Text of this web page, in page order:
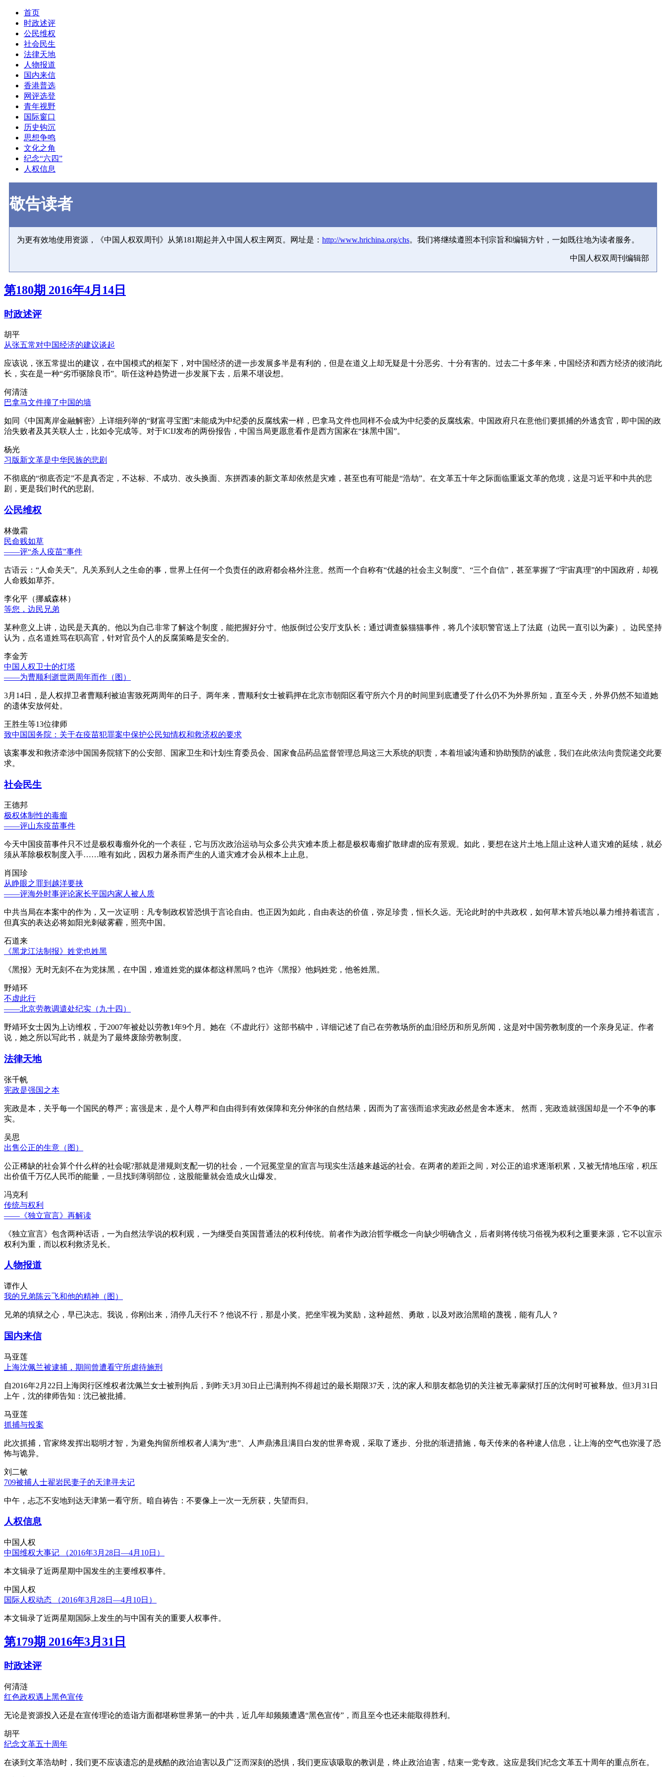
首页
时政述评
公民维权
社会民生
法律天地
人物报道
国内来信
香港普选
网评选登
青年视野
国际窗口
历史钩沉
思想争鸣
文化之角
纪念“六四”
人权信息
敬告读者
为更有效地使用资源，《中国人权双周刊》从第181期起并入中国人权主网页。网址是： http://www.hrichina.org/chs。我们将继续遵照本刊宗旨和编辑方针，一如既往地为读者服务。
中国人权双周刊编辑部
第180期 2016年4月14日
时政述评
胡平
从张五常对中国经济的建议谈起
应该说，张五常提出的建议，在中国模式的框架下，对中国经济的进一步发展多半是有利的，但是在道义上却无疑是十分恶劣、十分有害的。过去二十多年来，中国经济和西方经济的彼消此
长，实在是一种“劣币驱除良币”。听任这种趋势进一步发展下去，后果不堪设想。
何清涟
巴拿马文件撞了中国的墙
如同《中国离岸金融解密》上详细列举的“财富寻宝图”未能成为中纪委的反腐线索一样，巴拿马文件也同样不会成为中纪委的反腐线索。中国政府只在意他们要抓捕的外逃贪官，即中国的政
治失败者及其关联人士，比如令完成等。对于ICIJ发布的两份报告，中国当局更愿意看作是西方国家在“抹黑中国”。
杨光
习版新文革是中华民族的悲剧
不彻底的“彻底否定”不是真否定，不达标、不成功、改头换面、东拼西凑的新文革却依然是灾难，甚至也有可能是“浩劫”。在文革五十年之际面临重返文革的危境，这是习近平和中共的悲
剧，更是我们时代的悲剧。
公民维权
林傲霜
民命贱如草
——评“杀人疫苗”事件
古语云：“人命关天”。凡关系到人之生命的事，世界上任何一个负责任的政府都会格外注意。然而一个自称有“优越的社会主义制度”、“三个自信”，甚至掌握了“宇宙真理”的中国政府，却视
人命贱如草芥。
李化平（挪威森林）
等您，边民兄弟
某种意义上讲，边民是天真的。他以为自己非常了解这个制度，能把握好分寸。他扳倒过公安厅支队长；通过调查躲猫猫事件，将几个渎职警官送上了法庭（边民一直引以为豪）。边民坚持
认为，点名道姓骂在职高官，针对官员个人的反腐策略是安全的。
李金芳
中国人权卫士的灯塔
——为曹顺利逝世两周年而作（图）
3月14日，是人权捍卫者曹顺利被迫害致死两周年的日子。两年来，曹顺利女士被羁押在北京市朝阳区看守所六个月的时间里到底遭受了什么仍不为外界所知，直至今天，外界仍然不知道她
的遗体安放何处。
王胜生等13位律师
致中国国务院：关于在疫苗犯罪案中保护公民知情权和救济权的要求
该案事发和救济牵涉中国国务院辖下的公安部、国家卫生和计划生育委员会、国家食品药品监督管理总局这三大系统的职责，本着坦诚沟通和协助预防的诚意，我们在此依法向贵院递交此要
求。
社会民生
王德邦
极权体制性的毒瘤
——评山东疫苗事件
今天中国疫苗事件只不过是极权毒瘤外化的一个表征，它与历次政治运动与众多公共灾难本质上都是极权毒瘤扩散肆虐的应有景观。如此，要想在这片土地上阻止这种人道灾难的延续，就必
须从革除极权制度入手……唯有如此，因权力屠杀而产生的人道灾难才会从根本上止息。
肖国珍
从睁眼之罪到越洋要挟
——评海外时事评论家长平国内家人被人质
中共当局在本案中的作为，又一次证明：凡专制政权皆恐惧于言论自由。也正因为如此，自由表达的价值，弥足珍贵，恒长久远。无论此时的中共政权，如何草木皆兵地以暴力维持着谎言，
但真实的表达必将如阳光刺破雾霾，照亮中国。
石道来
《黑龙江法制报》姓党也姓黑
《黑报》无时无刻不在为党抹黑，在中国，难道姓党的媒体都这样黑吗？也许《黑报》他妈姓党，他爸姓黑。
野靖环
不虚此行
——北京劳教调遣处纪实（九十四）
野靖环女士因为上访维权，于2007年被处以劳教1年9个月。她在《不虚此行》这部书稿中，详细记述了自己在劳教场所的血泪经历和所见所闻，这是对中国劳教制度的一个亲身见证。作者
说，她之所以写此书，就是为了最终废除劳教制度。
法律天地
张千帆
宪政是强国之本
宪政是本，关乎每一个国民的尊严；富强是末，是个人尊严和自由得到有效保障和充分伸张的自然结果，因而为了富强而追求宪政必然是舍本逐末。 然而，宪政造就强国却是一个不争的事
实。
吴思
出售公正的生意（图）
公正稀缺的社会算个什么样的社会呢?那就是潜规则支配一切的社会，一个冠冕堂皇的宣言与现实生活越来越远的社会。在两者的差距之间，对公正的追求逐渐积累，又被无情地压缩，积压
出价值千万亿人民币的能量，一旦找到薄弱部位，这股能量就会造成火山爆发。
冯克利
传统与权利
——《独立宣言》再解读
《独立宣言》包含两种话语，一为自然法学说的权利观，一为继受自英国普通法的权利传统。前者作为政治哲学概念一向缺少明确含义，后者则将传统习俗视为权利之重要来源，它不以宣示
权利为重，而以权利救济见长。
人物报道
谭作人
我的兄弟陈云飞和他的精神（图）
兄弟的填狱之心，早已决志。我说，你刚出来，消停几天行不？他说不行，那是小奖。把坐牢视为奖励，这种超然、勇敢，以及对政治黑暗的蔑视，能有几人？
国内来信
马亚莲
上海沈佩兰被逮捕，期间曾遭看守所虐待施刑
自2016年2月22日上海闵行区维权者沈佩兰女士被刑拘后，到昨天3月30日止已满刑拘不得超过的最长期限37天，沈的家人和朋友都急切的关注被无辜蒙狱打压的沈何时可被释放。但3月31日
上午，沈的律师告知：沈已被批捕。
马亚莲
抓捕与投案
此次抓捕，官家终发挥出聪明才智，为避免拘留所维权者人满为“患”、人声鼎沸且满目白发的世界奇观，采取了逐步、分批的渐进措施，每天传来的各种逮人信息，让上海的空气也弥漫了恐
怖与诡异。
刘二敏
709被捕人士翟岩民妻子的天津寻夫记
中午，忐忑不安地到达天津第一看守所。暗自祷告：不要像上一次一无所获，失望而归。
人权信息
中国人权
中国维权大事记 （2016年3月28日—4月10日）
本文辑录了近两星期中国发生的主要维权事件。
中国人权
国际人权动态 （2016年3月28日—4月10日）
本文辑录了近两星期国际上发生的与中国有关的重要人权事件。
第179期 2016年3月31日
时政述评
何清涟
红色政权遇上黑色宣传
无论是资源投入还是在宣传理论的造诣方面都堪称世界第一的中共，近几年却频频遭遇“黑色宣传”，而且至今也还未能取得胜利。
胡平
纪念文革五十周年
在谈到文革浩劫时，我们更不应该遗忘的是残酷的政治迫害以及广泛而深刻的恐惧，我们更应该吸取的教训是，终止政治迫害，结束一党专政。这应是我们纪念文革五十周年的重点所在。